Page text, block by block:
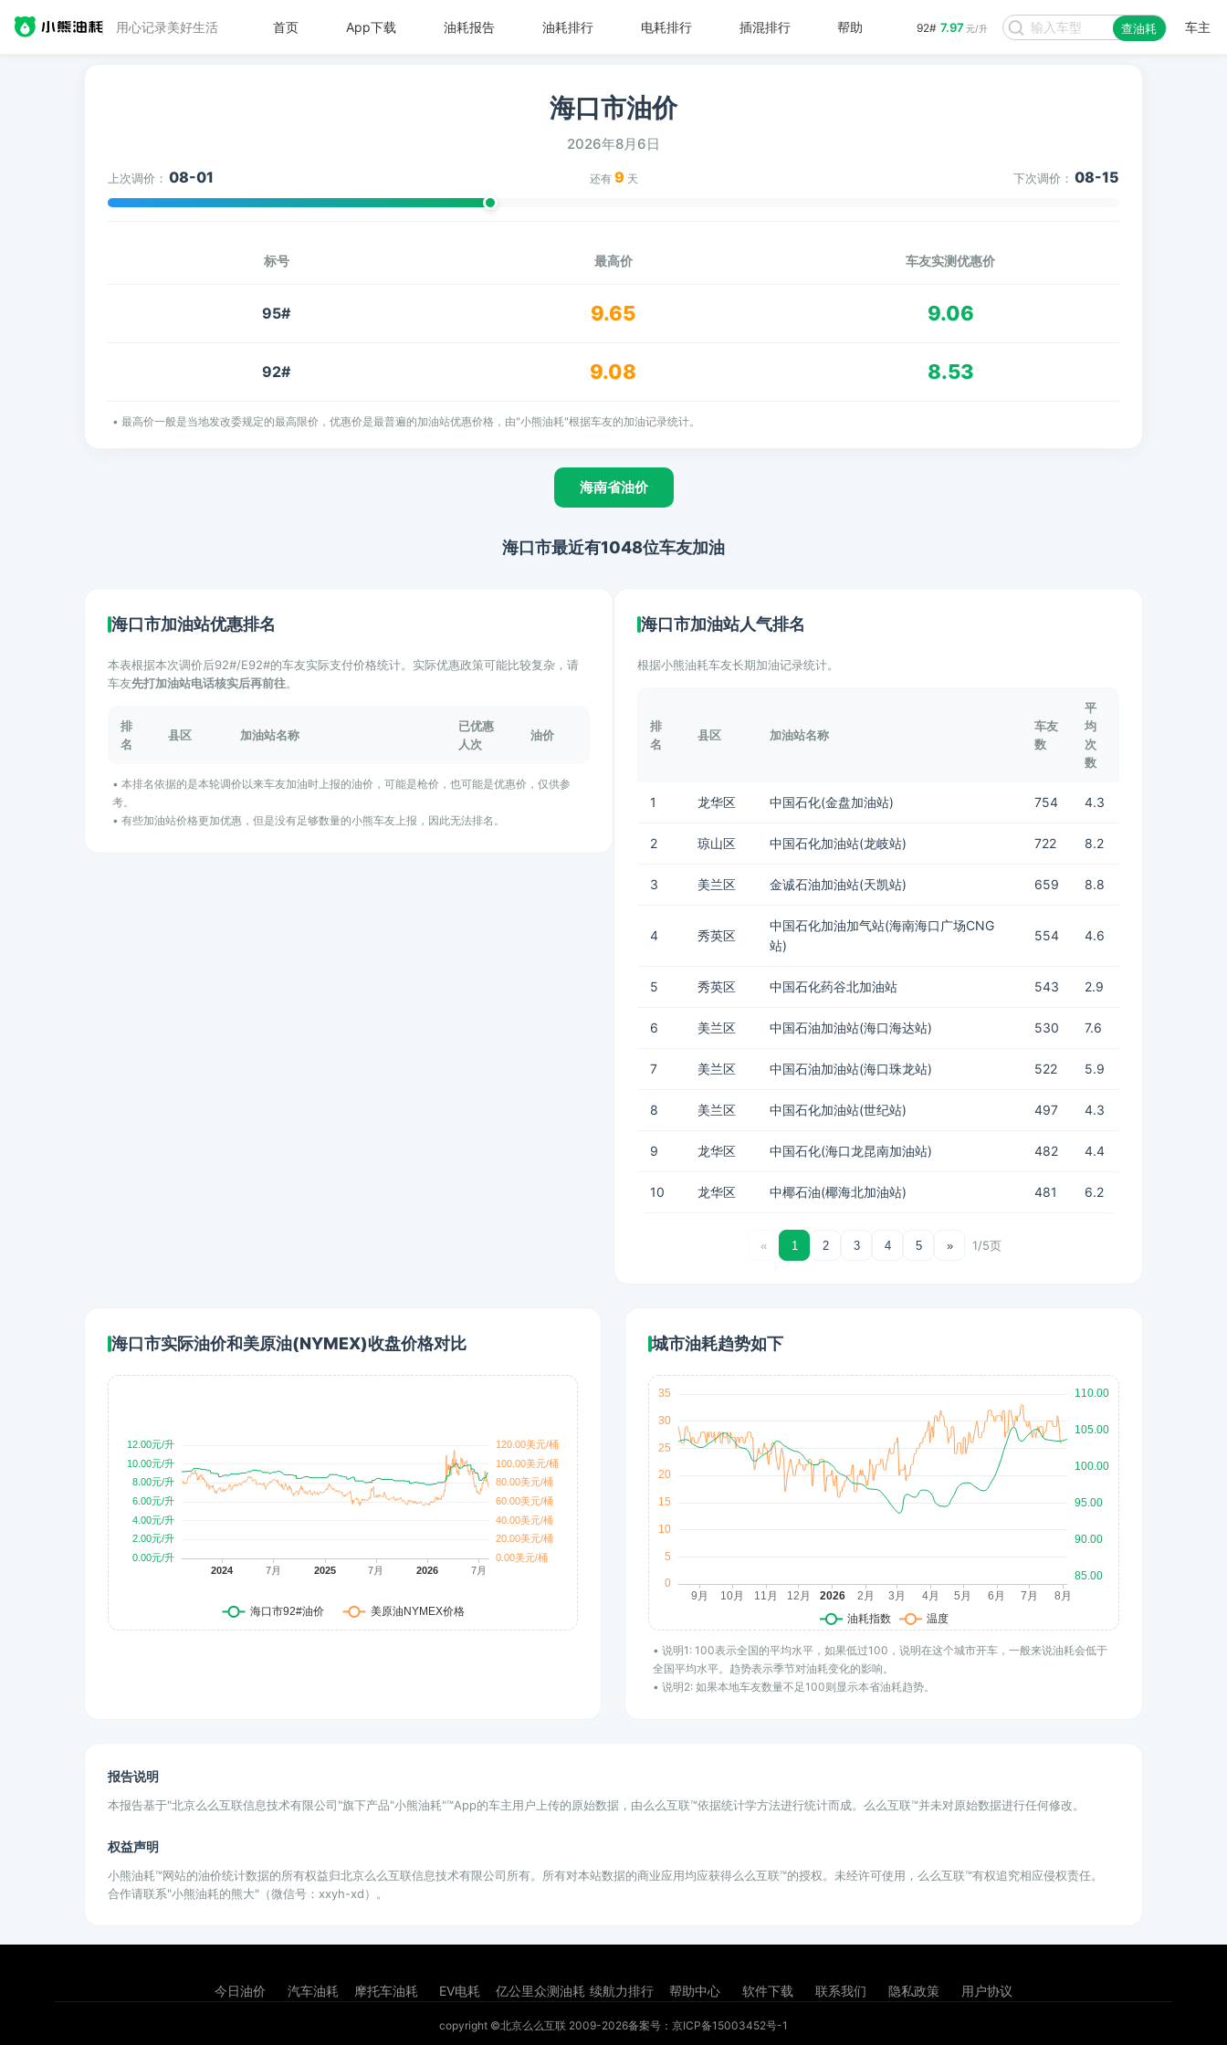
用心记录美好生活 92# 7.97 元/升 查油耗 车主
首页 App下载 油耗报告 油耗排行 电耗排行 插混排行 帮助
海口市油价
2026年8月6日
上次调价： 08-01 还有 9 天 下次调价： 08-15
标号 最高价 车友实测优惠价
95# 9.65 9.06
92# 9.08 8.53
• 最高价一般是当地发改委规定的最高限价，优惠价是最普遍的加油站优惠价格，由"小熊油耗"根据车友的加油记录统计。
海南省油价
海口市最近有1048位车友加油
海口市加油站优惠排名
本表根据本次调价后92#/E92#的车友实际支付价格统计。实际优惠政策可能比较复杂，请
车友先打加油站电话核实后再前往。
排
名
县区 加油站名称
已优惠
人次
油价
• 本排名依据的是本轮调价以来车友加油时上报的油价，可能是枪价，也可能是优惠价，仅供参
考。
• 有些加油站价格更加优惠，但是没有足够数量的小熊车友上报，因此无法排名。
海口市加油站人气排名
根据小熊油耗车友长期加油记录统计。
排
名
县区 加油站名称
车友
数
平
均
次
数
1 龙华区 中国石化(金盘加油站) 754 4.3
2 琼山区 中国石化加油站(龙岐站) 722 8.2
3 美兰区 金诚石油加油站(天凯站) 659 8.8
4 秀英区
中国石化加油加气站(海南海口广场CNG
站)
554 4.6
5 秀英区 中国石化药谷北加油站 543 2.9
6 美兰区 中国石油加油站(海口海达站) 530 7.6
7 美兰区 中国石油加油站(海口珠龙站) 522 5.9
8 美兰区 中国石化加油站(世纪站) 497 4.3
9 龙华区 中国石化(海口龙昆南加油站) 482 4.4
10 龙华区 中椰石油(椰海北加油站) 481 6.2
« 1 2 3 4 5 » 1/5页
海口市实际油价和美原油(NYMEX)收盘价格对比 城市油耗趋势如下
• 说明1: 100表示全国的平均水平，如果低过100，说明在这个城市开车，一般来说油耗会低于
全国平均水平。趋势表示季节对油耗变化的影响。
• 说明2: 如果本地车友数量不足100则显示本省油耗趋势。
报告说明
本报告基于"北京么么互联信息技术有限公司"旗下产品"小熊油耗"™App的车主用户上传的原始数据，由么么互联™依据统计学方法进行统计而成。么么互联™并未对原始数据进行任何修改。
权益声明
小熊油耗™网站的油价统计数据的所有权益归北京么么互联信息技术有限公司所有。所有对本站数据的商业应用均应获得么么互联™的授权。未经许可使用，么么互联™有权追究相应侵权责任。
合作请联系"小熊油耗的熊大"（微信号：xxyh-xd）。
今日油价 汽车油耗 摩托车油耗 EV电耗 亿公里众测油耗 续航力排行 帮助中心 软件下载 联系我们 隐私政策 用户协议
copyright ©北京么么互联 2009-2026备案号：京ICP备15003452号-1